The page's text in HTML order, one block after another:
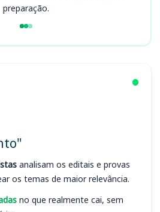
preparação.
analisam os editais e provas
os temas de maior relevância.
no que realmente cai, sem